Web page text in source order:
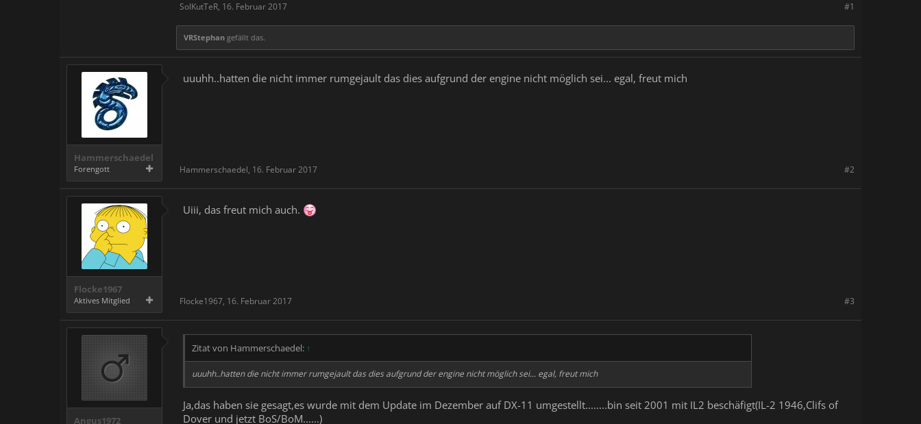
#1
SolKutTeR, 16. Februar 2017
VRStephan gefällt das.
Hammerschaedel
Forengott
uuuhh..hatten die nicht immer rumgejault das dies aufgrund der engine nicht möglich sei... egal, freut mich
#2
Hammerschaedel, 16. Februar 2017
Flocke1967
Aktives Mitglied
Uiii, das freut mich auch.
#3
Flocke1967, 16. Februar 2017
Angus1972
Zitat von Hammerschaedel: ↑
uuuhh..hatten die nicht immer rumgejault das dies aufgrund der engine nicht möglich sei... egal, freut mich
Ja,das haben sie gesagt,es wurde mit dem Update im Dezember auf DX-11 umgestellt........bin seit 2001 mit IL2 beschäfigt(IL-2 1946,Clifs of
Dover und jetzt BoS/BoM......)